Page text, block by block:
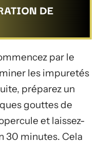
DE
par le
les impuretés
préparez un
gouttes de
et laissez-
30 minutes. Cela